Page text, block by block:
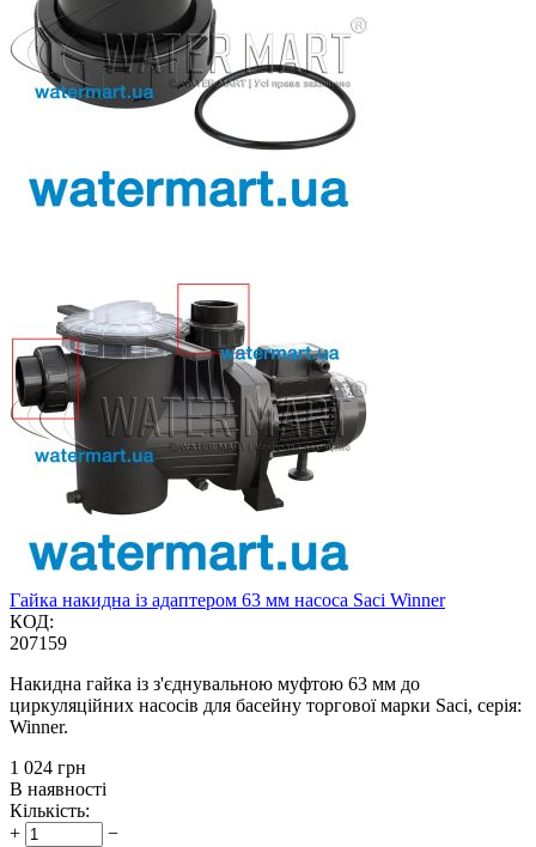
Гайка накидна із адаптером 63 мм насоса Saci Winner
КОД:
207159
Накидна гайка із з'єднувальною муфтою 63 мм до
циркуляційних насосів для басейну торгової марки Saci, серія:
Winner.
‍1 024‍ грн
В наявності
Кількість:
+
−